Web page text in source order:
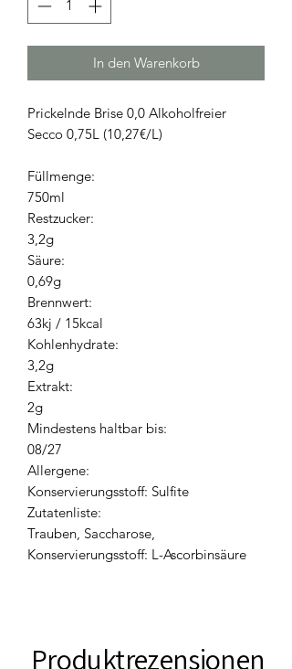
In den Warenkorb
Prickelnde Brise 0,0 Alkoholfreier
Secco 0,75L (10,27€/L)
Füllmenge:
750ml
Restzucker:
3,2g
Säure:
0,69g
Brennwert:
63kj / 15kcal
Kohlenhydrate:
3,2g
Extrakt:
2g
Mindestens haltbar bis:
08/27
Allergene:
Konservierungsstoff: Sulfite
Zutatenliste:
Trauben, Saccharose,
Konservierungsstoff: L-Ascorbinsäure
Produktrezensionen